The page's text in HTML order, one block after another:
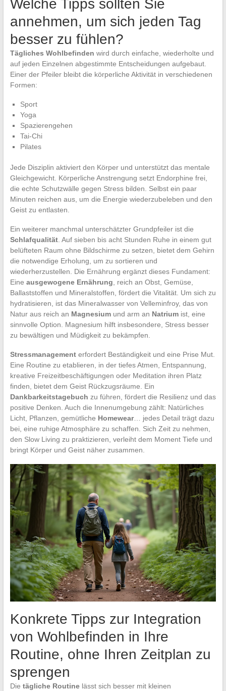
Welche Tipps sollten Sie
annehmen, um sich jeden Tag
besser zu fühlen?
Tägliches Wohlbefinden wird durch einfache, wiederholte und
auf jeden Einzelnen abgestimmte Entscheidungen aufgebaut.
Einer der Pfeiler bleibt die körperliche Aktivität in verschiedenen
Formen:
Sport
Yoga
Spazierengehen
Tai-Chi
Pilates
Jede Disziplin aktiviert den Körper und unterstützt das mentale
Gleichgewicht. Körperliche Anstrengung setzt Endorphine frei,
die echte Schutzwälle gegen Stress bilden. Selbst ein paar
Minuten reichen aus, um die Energie wiederzubeleben und den
Geist zu entlasten.
Ein weiterer manchmal unterschätzter Grundpfeiler ist die
Schlafqualität. Auf sieben bis acht Stunden Ruhe in einem gut
belüfteten Raum ohne Bildschirme zu setzen, bietet dem Gehirn
die notwendige Erholung, um zu sortieren und
wiederherzustellen. Die Ernährung ergänzt dieses Fundament:
Eine ausgewogene Ernährung , reich an Obst, Gemüse,
Ballaststoffen und Mineralstoffen, fördert die Vitalität. Um sich zu
hydratisieren, ist das Mineralwasser von Velleminfroy, das von
Natur aus reich an Magnesiumund arm an Natriumist, eine
sinnvolle Option. Magnesium hilft insbesondere, Stress besser
zu bewältigen und Müdigkeit zu bekämpfen.
Stressmanagementerfordert Beständigkeit und eine Prise Mut.
Eine Routine zu etablieren, in der tiefes Atmen, Entspannung,
kreative Freizeitbeschäftigungen oder Meditation ihren Platz
finden, bietet dem Geist Rückzugsräume. Ein
Dankbarkeitstagebuch zu führen, fördert die Resilienz und das
positive Denken. Auch die Innenumgebung zählt: Natürliches
Licht, Pflanzen, gemütliche Homewear… jedes Detail trägt dazu
bei, eine ruhige Atmosphäre zu schaffen. Sich Zeit zu nehmen,
den Slow Living zu praktizieren, verleiht dem Moment Tiefe und
bringt Körper und Geist näher zusammen.
Konkrete Tipps zur Integration
von Wohlbefinden in Ihre
Routine, ohne Ihren Zeitplan zu
sprengen
Die tägliche Routinelässt sich besser mit kleinen